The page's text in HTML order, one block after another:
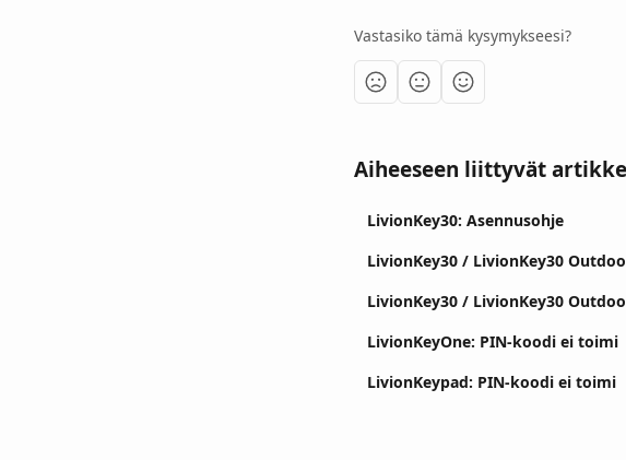
Vastasiko tämä kysymykseesi?
Aiheeseen liittyvät
LivionKey30: Asennusohje
LivionKey30 / LivionKey30
LivionKey30 / LivionKey30
LivionKeyOne: PIN-koodi ei toimi
LivionKeypad: PIN-koodi ei toimi